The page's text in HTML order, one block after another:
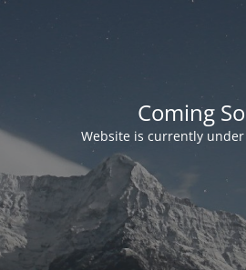
Coming
Website is currently